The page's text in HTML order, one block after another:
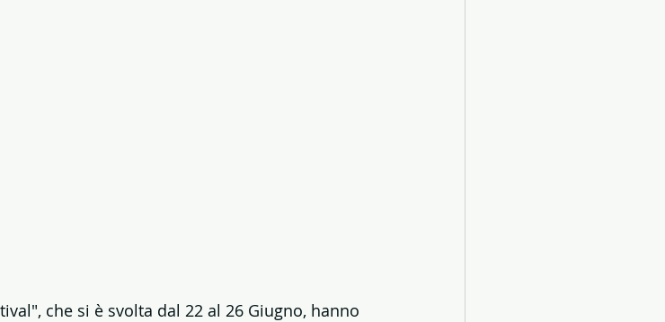
che si è svolta dal 22 al 26 Giugno, hanno